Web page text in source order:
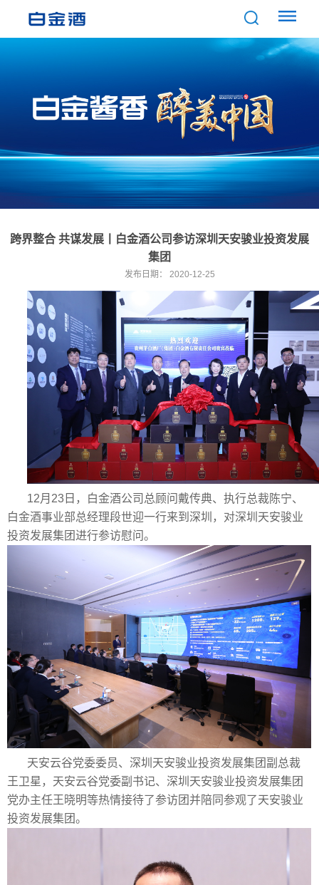
跨界整合 共谋发展丨白金酒公司参访深圳天安骏业投资发展
集团
发布日期： 2020-12-25
12月23日，白金酒公司总顾问戴传典、执行总裁陈宁、
白金酒事业部总经理段世迎一行来到深圳，对深圳天安骏业
投资发展集团进行参访慰问。
天安云谷党委委员、深圳天安骏业投资发展集团副总裁
王卫星，天安云谷党委副书记、深圳天安骏业投资发展集团
党办主任王晓明等热情接待了参访团并陪同参观了天安骏业
投资发展集团。